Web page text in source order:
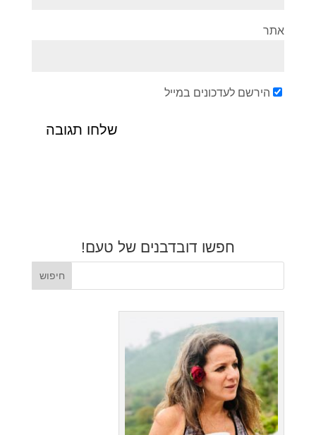
אתר
הירשם לעדכונים במייל
חפשו דובדבנים של טעם!